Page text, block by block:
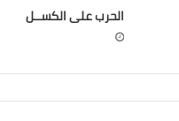
الحرب على الكســل